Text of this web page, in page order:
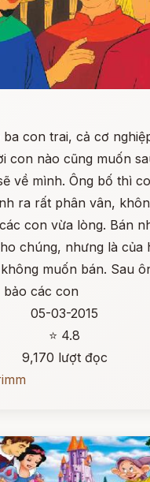
con trai, cả cơ
con nào cũng muốn
về mình. Ông bố thì
ra rất phân vân,
con vừa lòng. Bán
chúng, nhưng là của
muốn bán. Sau
các con
05-03-2015
⭐ 4.8
9,170 lượt đọc